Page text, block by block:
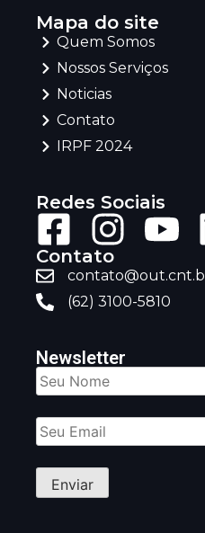
Mapa do site
Quem Somos
Nossos Serviços
Noticias
Contato
IRPF 2024
Redes Sociais
Contato
(62) 3100-5810
Newsletter